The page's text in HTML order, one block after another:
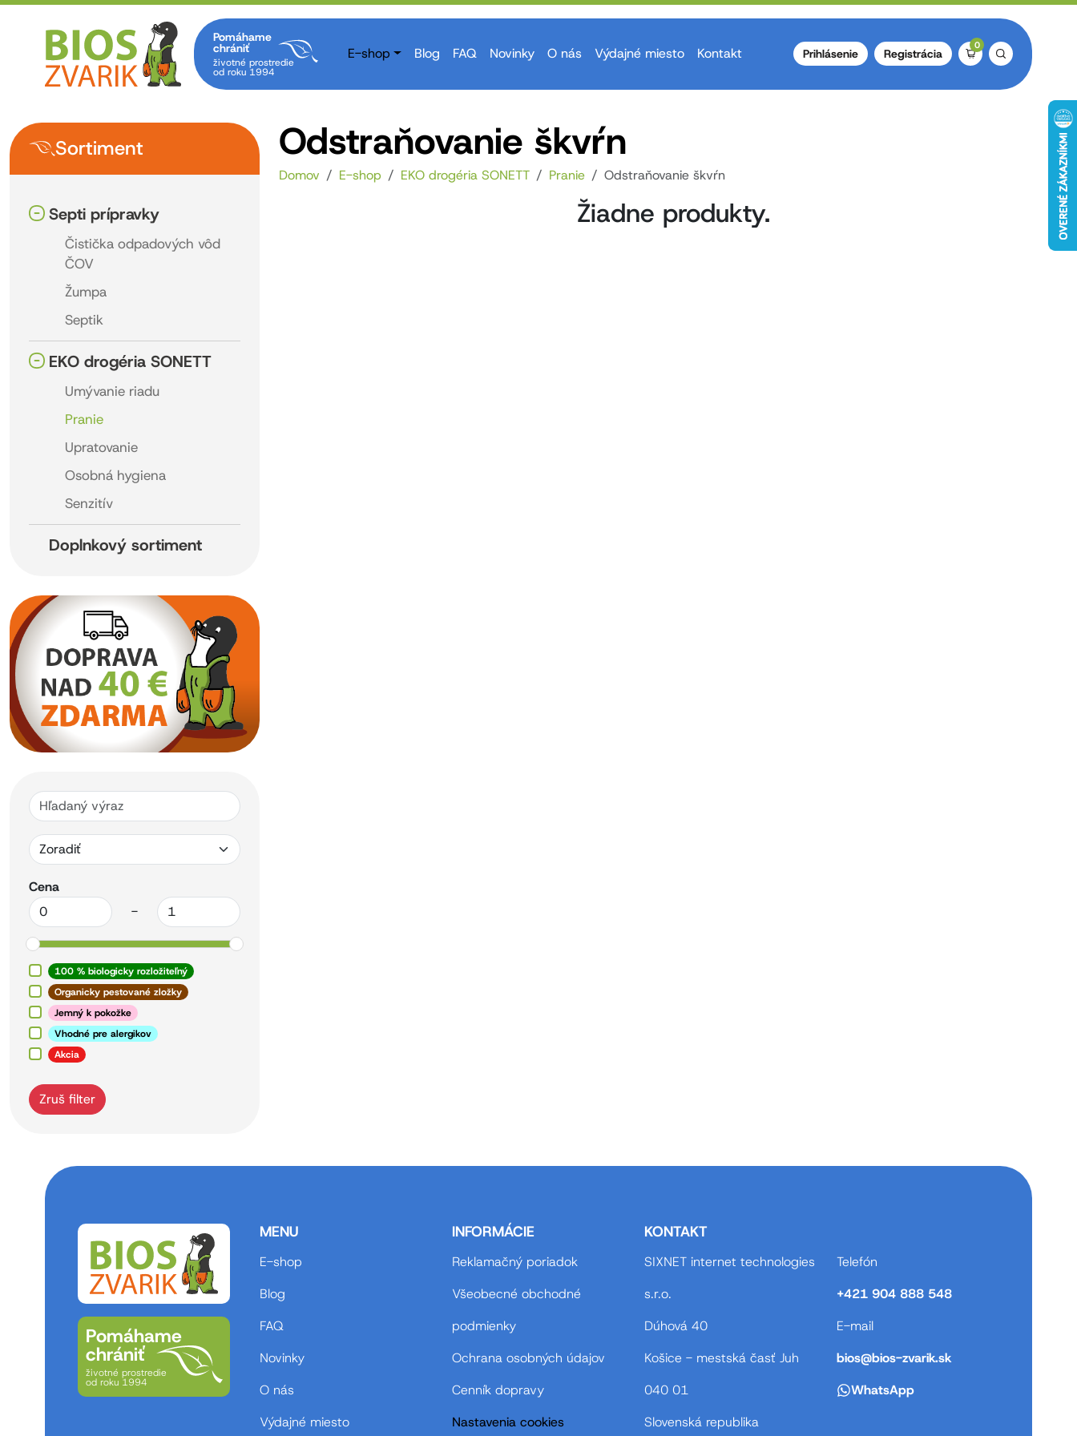
Pomáhame
chrániť
životné prostredie
od roku 1994
E-shop Blog FAQ Novinky O nás Výdajné miesto Kontakt Prihlásenie Registrácia
0
Sortiment
Septi prípravky
Čistička odpadových vôd
ČOV
Žumpa
Septik
EKO drogéria SONETT
Umývanie riadu
Pranie
Upratovanie
Osobná hygiena
Senzitív
Doplnkový sortiment
Cena
-
100 % biologicky rozložiteľný
Organicky pestované zložky
Jemný k pokožke
Vhodné pre alergikov
Akcia
Zruš filter
Odstraňovanie škvŕn
Domov E-shop EKO drogéria SONETT Pranie Odstraňovanie škvŕn
Žiadne produkty.
Pomáhame
chrániť
životné prostredie
od roku 1994
MENU
E-shop
Blog
FAQ
Novinky
O nás
Výdajné miesto
INFORMÁCIE
Reklamačný poriadok
Všeobecné obchodné
podmienky
Ochrana osobných údajov
Cenník dopravy
Nastavenia cookies
KONTAKT
SIXNET internet technologies
s.r.o.
Dúhová 40
Košice - mestská časť Juh
040 01
Slovenská republika
Telefón
+421 904 888 548
E-mail
bios@bios-zvarik.sk
WhatsApp